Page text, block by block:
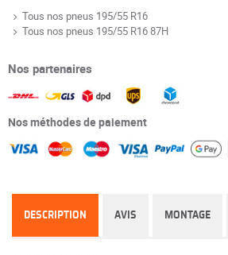
Tous nos pneus 195/55 R16
Tous nos pneus 195/55 R16 87H
Nos partenaires
Nos méthodes de paiement
DESCRIPTION AVIS MONTAGE